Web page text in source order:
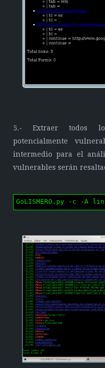
5.- Extraer todos
potencialmente
intermedio para el
vulnerables serán
GoLISMERO.py -c -